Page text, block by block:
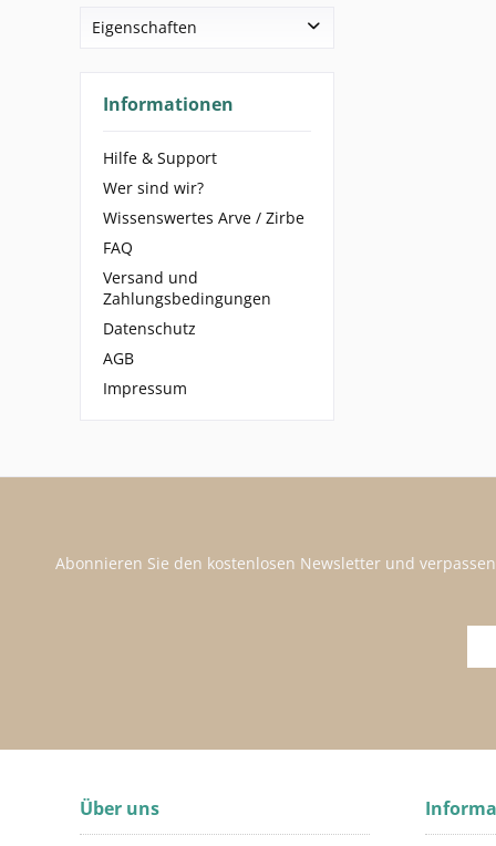
Edelsteine
Alkohol
Rosenwasser
Eigenschaften
Swiss Made
Informationen
Hilfe & Support
Wer sind wir?
Wissenswertes Arve / Zirbe
FAQ
Versand und
Zahlungsbedingungen
Datenschutz
AGB
Impressum
Abonnieren Sie den kostenlosen Newsletter und
Über uns